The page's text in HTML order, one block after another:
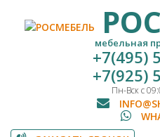
мебельная
+7(495)
+7(925)
Пн-Вск с